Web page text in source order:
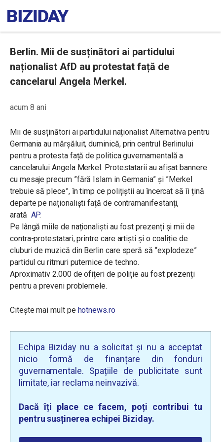
Berlin. Mii de susținători ai partidului
naționalist AfD au protestat față de
cancelarul Angela Merkel.
acum 8 ani
Mii de susținători ai partidului naționalist Alternativa pentru
Germania au mărșăluit, duminică, prin centrul Berlinului
pentru a protesta față de politica guvernamentală a
cancelarului Angela Merkel. Protestatarii au afișat bannere
cu mesaje precum ”fără Islam in Germania” și ”Merkel
trebuie să plece”, în timp ce polițiștii au încercat să îi țină
departe pe naționaliști față de contramanifestanți,
arată AP.
Pe lângă miile de naționaliști au fost prezenți și mii de
contra-protestatari, printre care artiști și o coaliție de
cluburi de muzică din Berlin care speră să “explodeze”
partidul cu ritmuri puternice de techno.
Aproximativ 2.000 de ofițeri de poliție au fost prezenți
pentru a preveni problemele.
Citește mai mult pe hotnews.ro
Echipa Biziday nu a solicitat și nu a acceptat
nicio formă de finanțare din fonduri
guvernamentale. Spațiile de publicitate sunt
limitate, iar reclama neinvazivă.
Dacă îți place ce facem, poți contribui tu
pentru susținerea echipei Biziday.